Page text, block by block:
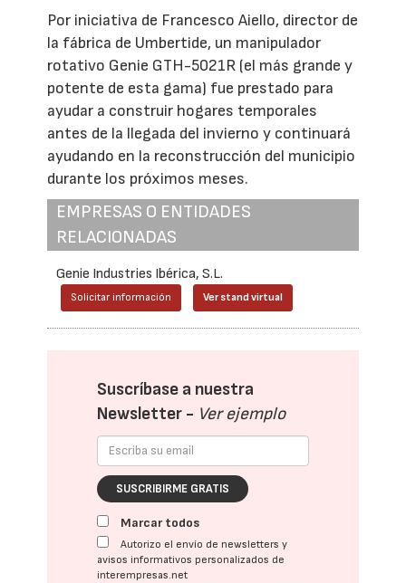
Por iniciativa de Francesco Aiello, director de
la fábrica de Umbertide, un manipulador
rotativo Genie GTH-5021R (el más grande y
potente de esta gama) fue prestado para
ayudar a construir hogares temporales
antes de la llegada del invierno y continuará
ayudando en la reconstrucción del municipio
durante los próximos meses.
EMPRESAS O ENTIDADES
RELACIONADAS
Genie Industries Ibérica, S.L.
Solicitar información Ver stand virtual
Suscríbase a nuestra
Newsletter - Ver ejemplo
SUSCRIBIRME GRATIS
Marcar todos
Autorizo el envío de newsletters y
avisos informativos personalizados de
interempresas.net